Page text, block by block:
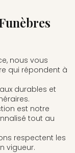
nous vous
qui répondent à
durables et
.
est notre
tout au
respectent les
vigueur.